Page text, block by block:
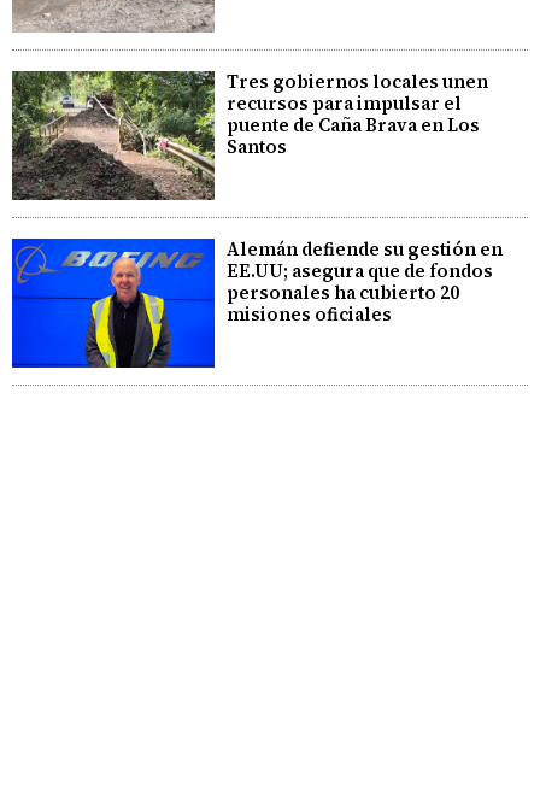
Tres gobiernos locales unen
recursos para impulsar el
puente de Caña Brava en Los
Santos
Alemán defiende su gestión en
EE.UU; asegura que de fondos
personales ha cubierto 20
misiones oficiales